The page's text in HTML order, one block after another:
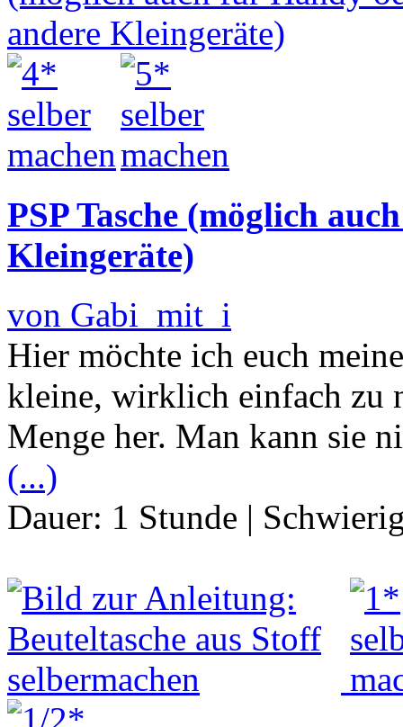
PSP Tasche (möglich
Kleingeräte)
von Gabi_mit_i
Hier möchte ich euch
kleine, wirklich einfach zu
Menge her. Man kann sie
(...)
Dauer: 1 Stunde |